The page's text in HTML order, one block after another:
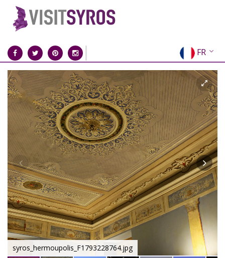
FR
EN
EL
DE
IT
ES
RU
CN
syros_hermoupolis_F1793228764.jpg